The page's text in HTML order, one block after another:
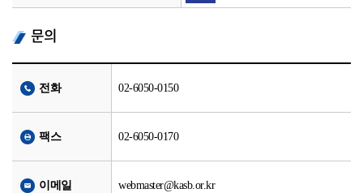
문의
전화 02-6050-0150
팩스 02-6050-0170
이메일 webmaster@kasb.or.kr